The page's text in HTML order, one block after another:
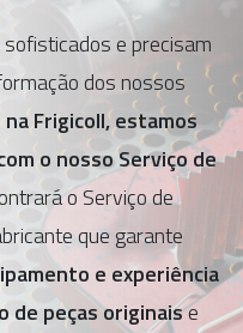
e precisam
dos nossos
na Frigicoll, estamos
o nosso Serviço de
o Serviço de
que garante
e experiência
de peças originaise